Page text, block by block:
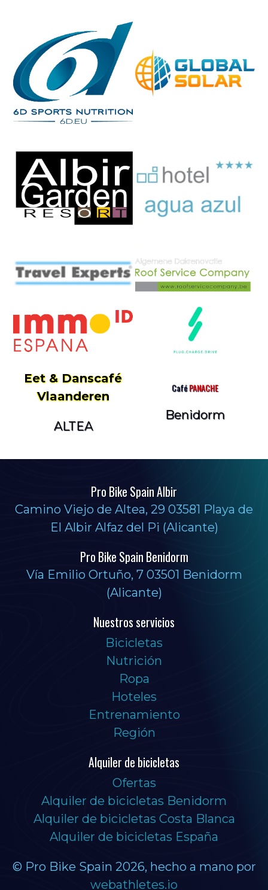
Eet & Danscafé
Vlaanderen
ALTEA
CaféPANACHE
Benidorm
Pro Bike Spain Albir
Camino Viejo de Altea, 29 03581 Playa de
El Albir Alfaz del Pi (Alicante)
Pro Bike Spain Benidorm
Vía Emilio Ortuño, 7 03501 Benidorm
(Alicante)
Nuestros servicios
Bicicletas
Nutrición
Ropa
Hoteles
Entrenamiento
Región
Alquiler de bicicletas
Ofertas
Alquiler de bicicletas Benidorm
Alquiler de bicicletas Costa Blanca
Alquiler de bicicletas España
© Pro Bike Spain 2026, hecho a mano por
webathletes.io